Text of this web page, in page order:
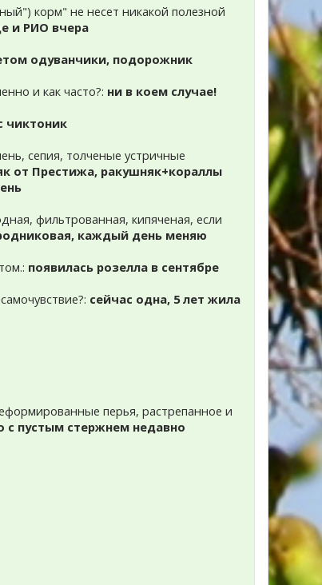
корм" не несет никакой полезной
и РИО вчера
одуванчики, подорожник
и как часто?: ни в коем случае!
чиктоник
сепия, толченые устричные
от Престижа, ракушняк+кораллы
фильтрованная, кипяченая, если
каждый день меняю
появилась розелла в сентябре
сейчас одна, 5 лет жила
перья, растрепанное и
с пустым стержнем недавно